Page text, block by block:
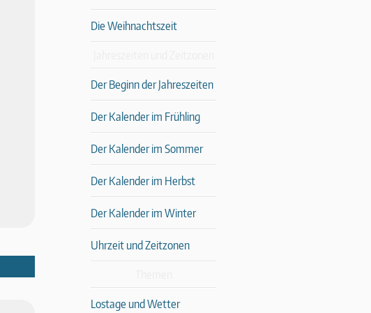
Die Weihnachtszeit
Der Beginn der Jahreszeiten
Der Kalender im Frühling
Der Kalender im Sommer
Der Kalender im Herbst
Der Kalender im Winter
Uhrzeit und Zeitzonen
Lostage und Wetter